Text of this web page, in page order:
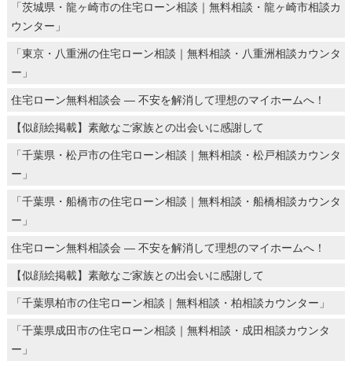
「茨城県・龍ヶ崎市の住宅ローン相談｜無料相談・龍ヶ崎市相談カ
ウンター」
「東京・八重洲の住宅ローン相談｜無料相談・八重洲相談カウンタ
ー」
住宅ローン無料相談会 ― 不安を解消して理想のマイホームへ！
【似顔絵掲載】素敵なご家族との出会いに感謝して
「千葉県・松戸市の住宅ローン相談｜無料相談・松戸相談カウンタ
ー」
「千葉県・船橋市の住宅ローン相談｜無料相談・船橋相談カウンタ
ー」
住宅ローン無料相談会 ― 不安を解消して理想のマイホームへ！
【似顔絵掲載】素敵なご家族との出会いに感謝して
「千葉県柏市の住宅ローン相談｜無料相談・柏相談カウンター」
「千葉県成田市の住宅ローン相談｜無料相談・成田相談カウンタ
ー」